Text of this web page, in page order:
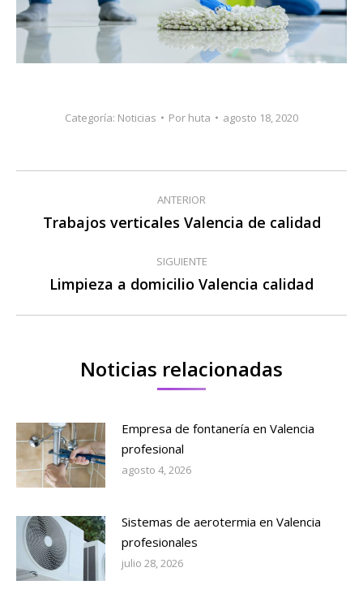
Categoría: Noticias Por huta agosto 18, 2020
Navegación
entre
publicaciones
ANTERIOR
Publicación
Trabajos verticales Valencia de calidad
SIGUIENTE
Publicación
Limpieza a domicilio Valencia calidad
Noticias relacionadas
Empresa de fontanería en Valencia
profesional
agosto 4, 2026
Sistemas de aerotermia en Valencia
profesionales
julio 28, 2026